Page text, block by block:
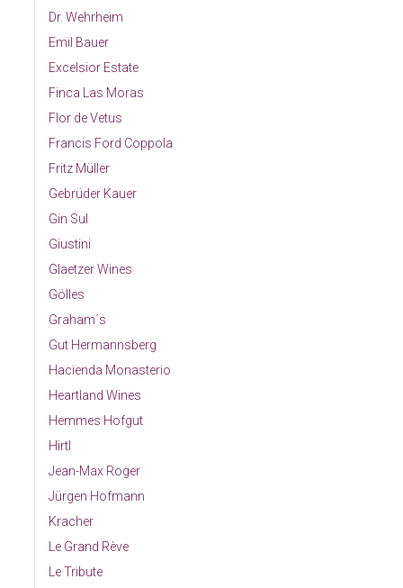
Dr. Wehrheim
Emil Bauer
Excelsior Estate
Finca Las Moras
Flor de Vetus
Francis Ford Coppola
Fritz Müller
Gebrüder Kauer
Gin Sul
Giustini
Glaetzer Wines
Gölles
Graham´s
Gut Hermannsberg
Hacienda Monasterio
Heartland Wines
Hemmes Hofgut
Hirtl
Jean-Max Roger
Jürgen Hofmann
Kracher
Le Grand Rève
Le Tribute